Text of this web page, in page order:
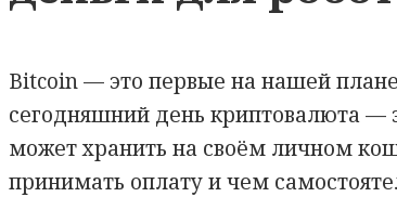
Bitcoin — это первые на нашей
сегодняшний день криптовалюта —
может хранить на своём личном
принимать оплату и чем